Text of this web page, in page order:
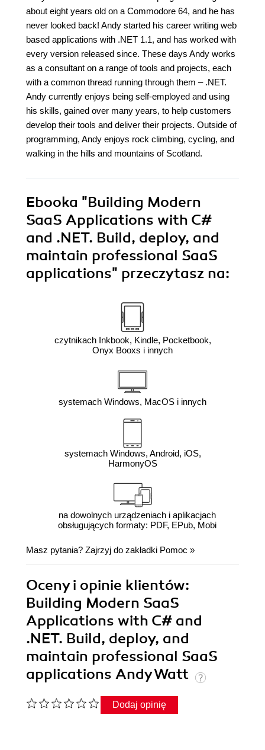
about eight years old on a Commodore 64, and he has
never looked back! Andy started his career writing web
based applications with .NET 1.1, and has worked with
every version released since. These days Andy works
as a consultant on a range of tools and projects, each
with a common thread running through them – .NET.
Andy currently enjoys being self-employed and using
his skills, gained over many years, to help customers
develop their tools and deliver their projects. Outside of
programming, Andy enjoys rock climbing, cycling, and
walking in the hills and mountains of Scotland.
Ebooka "Building Modern
SaaS Applications with C#
and .NET. Build, deploy, and
maintain professional SaaS
applications" przeczytasz na:
czytnikach Inkbook, Kindle, Pocketbook,
Onyx Booxs i innych
systemach Windows, MacOS i innych
systemach Windows, Android, iOS,
HarmonyOS
na dowolnych urządzeniach i aplikacjach
obsługujących formaty: PDF, EPub, Mobi
Masz pytania? Zajrzyj do zakładki Pomoc »
Oceny i opinie klientów:
Building Modern SaaS
Applications with C# and
.NET. Build, deploy, and
maintain professional SaaS
applications Andy Watt
Dodaj opinię